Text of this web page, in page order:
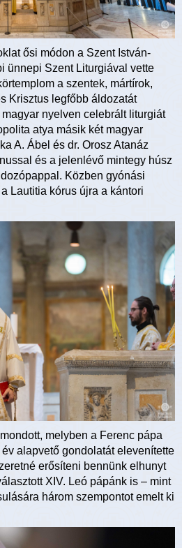
ősi módon a Szent István-
ünnepi Szent Liturgiával vette
a szentek, mártírok,
Krisztus legfőbb áldozatát
nyelven celebrált liturgiát
atya másik két magyar
A. Ábel és dr. Orosz Atanáz
és a jelenlévő mintegy húsz
Közben gyónási
Lautitia kórus újra a kántori
melyben a Ferenc pápa
alapvető gondolatát elevenítette
erősíteni bennünk elhunyt
XIV. Leó pápánk is – mint
három szempontot emelt ki